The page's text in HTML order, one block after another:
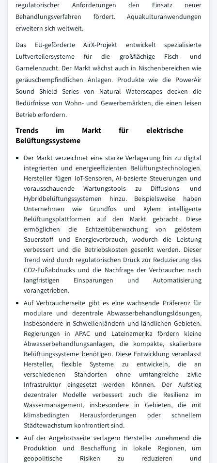
regulatorischer Anforderungen den Einsatz neuer
Behandlungsverfahren fördert. Aquakulturanwendungen
erweitern sich weltweit.
Das EU-geförderte AirX-Projekt entwickelt spezialisierte
Luftverteilersysteme für die großflächige Fisch- und
Garnelenzucht. Der Markt wächst auch in Nischenbereichen wie
geräuschempfindlichen Anlagen. Produkte wie die PowerAir
Sound Shield Series von Natural Waterscapes decken die
Bedürfnisse von Wohn- und Gewerbemärkten, die einen leisen
Betrieb erfordern.
Trends im Markt für elektrische
Belüftungssysteme
Der Markt verzeichnet eine starke Verlagerung hin zu digital
integrierten und energieeffizienten Belüftungstechnologien.
Hersteller fügen IoT-Sensoren, AI-basierte Steuerungen und
vorausschauende Wartungstools zu Diffusions- und
Hybridbelüftungssystemen hinzu. Beispielsweise haben
Unternehmen wie Grundfos und Xylem intelligente
Belüftungsplattformen auf den Markt gebracht. Diese
ermöglichen die Echtzeitüberwachung von gelöstem
Sauerstoff und Energieverbrauch, wodurch die Leistung
verbessert und die Betriebskosten gesenkt werden. Dieser
Trend wird durch regulatorischen Druck zur Reduzierung des
CO2-Fußabdrucks und die Nachfrage der Verbraucher nach
langfristigen Einsparungen und Automatisierung
vorangetrieben.
Auf Verbraucherseite gibt es eine wachsende Präferenz für
modulare und dezentrale Abwasserbehandlungslösungen,
insbesondere in Schwellenländern und ländlichen Gebieten.
Regierungen in APAC und Lateinamerika fördern kleine
Abwasserbehandlungsanlagen, die kompakte, skalierbare
Belüftungssysteme benötigen. Diese Entwicklung veranlasst
Hersteller, flexible Systeme zu entwickeln, die an
verschiedenen Standorten ohne umfangreiche zivile
Infrastruktur eingesetzt werden können. Der Aufstieg
dezentraler Modelle verbessert auch die Resilienz im
Wassermanagement, insbesondere in Gebieten, die mit
klimabedingten Herausforderungen oder schnellem
Städtewachstum konfrontiert sind.
Auf der Angebotsseite verlagern Hersteller zunehmend die
Produktion und Beschaffung in lokale Regionen, um
geopolitische Risiken zu reduzieren und